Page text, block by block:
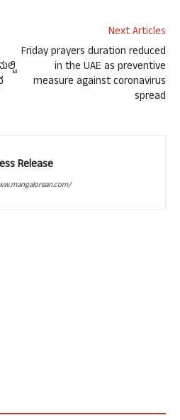
Next Articles
Friday prayers duration reduced
in the UAE as preventive
measure against coronavirus
spread
Release